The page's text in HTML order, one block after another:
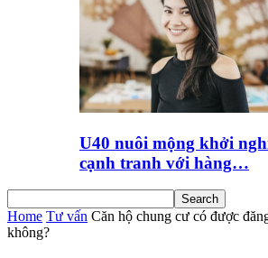
U40 nuôi mộng khởi
cạnh tranh với hàng…
Home Tư vấn Căn hộ chung cư có được
không?